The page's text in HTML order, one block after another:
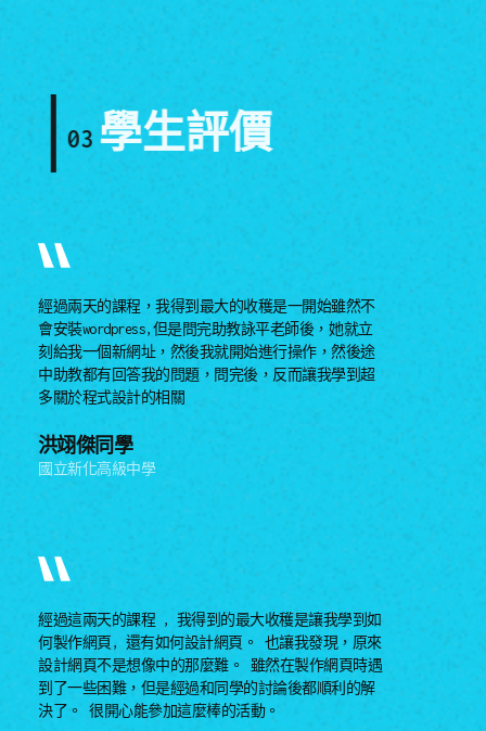
03 學生評價
洪翊傑同學
國立新化高級中學
經過兩天的課程，我得到最大的收穫是一開始雖然不
會安裝wordpress,但是問完助教詠平老師後，她就立
刻給我一個新網址，然後我就開始進行操作，然後途
中助教都有回答我的問題，問完後，反而讓我學到超
多關於程式設計的相關
經過這兩天的課程 , 我得到的最大收穫是讓我學到如
何製作網頁, 還有如何設計網頁。 也讓我發現，原來
設計網頁不是想像中的那麼難。 雖然在製作網頁時遇
到了一些困難，但是經過和同學的討論後都順利的解
決了。 很開心能參加這麼棒的活動。